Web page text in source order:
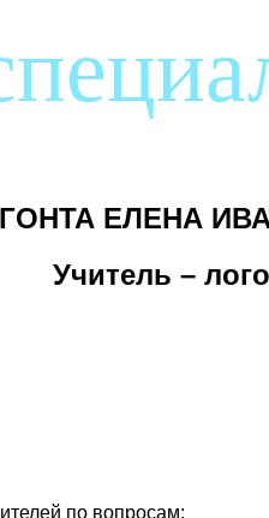
ГОНТА ЕЛЕНА
Учитель –
по вопросам: